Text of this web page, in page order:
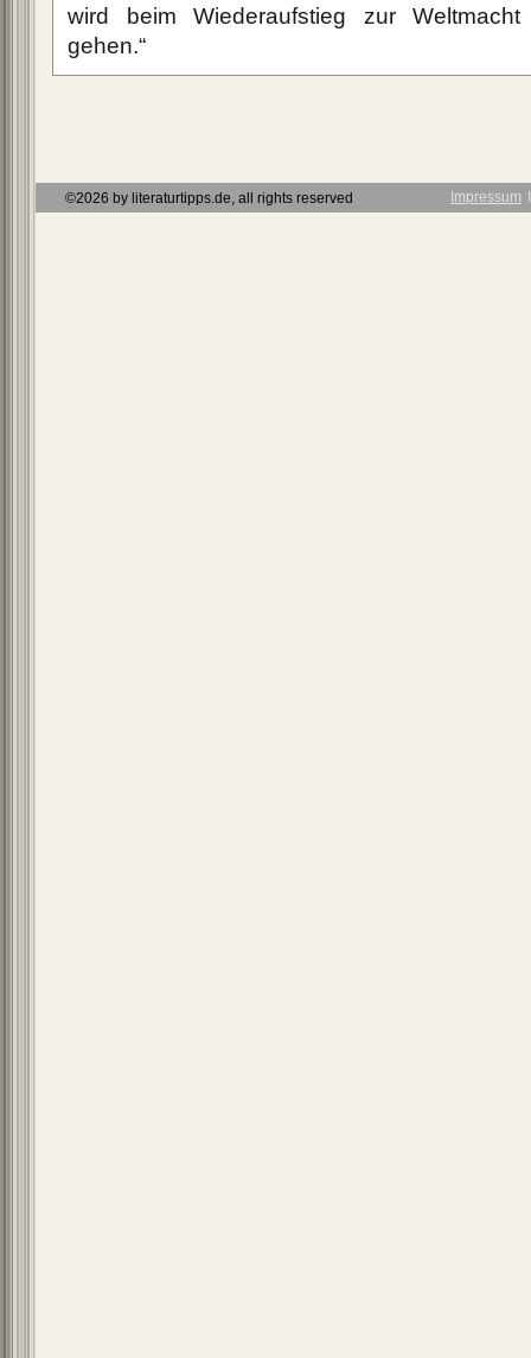
wird beim Wiederaufstieg zur
gehen.“
©2026 by literaturtipps.de, all rights reserved Impressum